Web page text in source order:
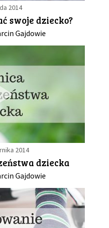
2014
swoje dziecko?
Gajdowie
2014
dziecka
Gajdowie